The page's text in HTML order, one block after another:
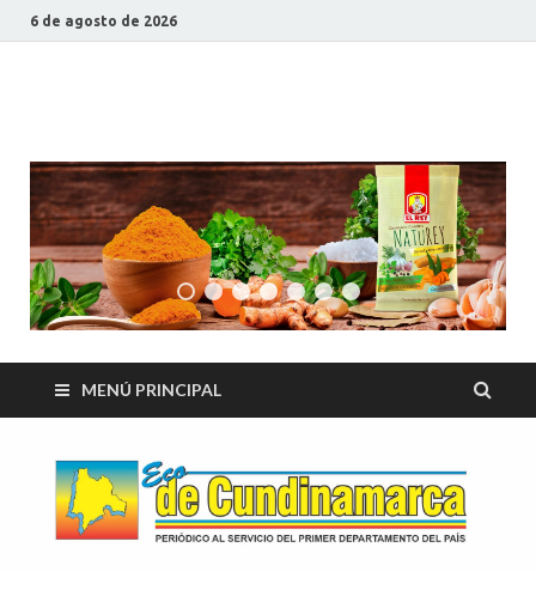
6 de agosto de 2026
CUNDINAMARCA
MENÚ PRINCIPAL